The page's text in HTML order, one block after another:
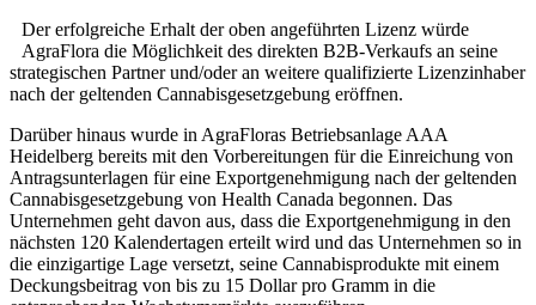
Der erfolgreiche Erhalt der oben angeführten Lizenz würde
AgraFlora die Möglichkeit des direkten B2B-Verkaufs an seine
strategischen Partner und/oder an weitere qualifizierte Lizenzinhaber
nach der geltenden Cannabisgesetzgebung eröffnen.
Darüber hinaus wurde in AgraFloras Betriebsanlage AAA
Heidelberg bereits mit den Vorbereitungen für die Einreichung von
Antragsunterlagen für eine Exportgenehmigung nach der geltenden
Cannabisgesetzgebung von Health Canada begonnen. Das
Unternehmen geht davon aus, dass die Exportgenehmigung in den
nächsten 120 Kalendertagen erteilt wird und das Unternehmen so in
die einzigartige Lage versetzt, seine Cannabisprodukte mit einem
Deckungsbeitrag von bis zu 15 Dollar pro Gramm in die